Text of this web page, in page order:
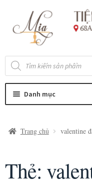
đến
Điều
đến
nội
Tìm
kiếm
sản
Danh mục
Trang chủ valentine
Thẻ: